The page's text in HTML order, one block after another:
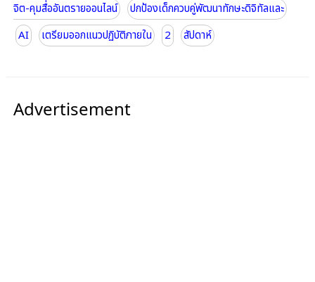
จิต-คุมสื่ออันตรายออนไลน์
ปกป้องเด็กควบคู่พัฒนาทักษะดิจิทัลและ
AI
เตรียมออกแนวปฏิบัติภายใน 2 สัปดาห์
Advertisement